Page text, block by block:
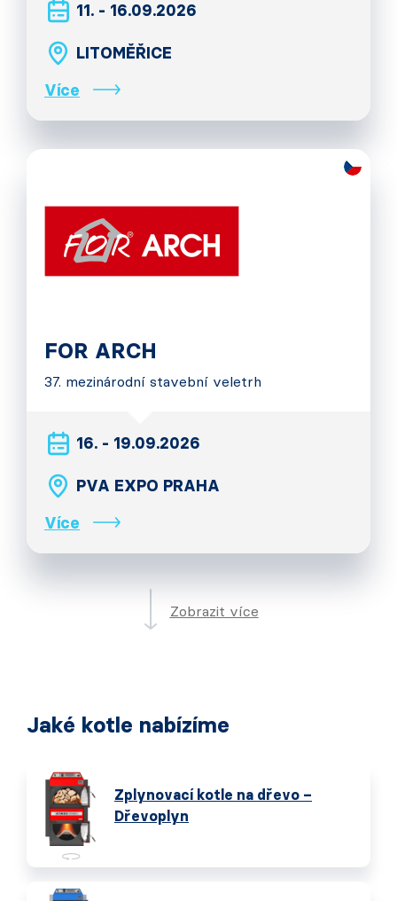
11. - 16.09.2026
LITOMĚŘICE
Více
FOR ARCH
37. mezinárodní stavební veletrh
16. - 19.09.2026
PVA EXPO PRAHA
Více
Zobrazit více
Jaké kotle nabízíme
Zplynovací kotle na dřevo –
Dřevoplyn